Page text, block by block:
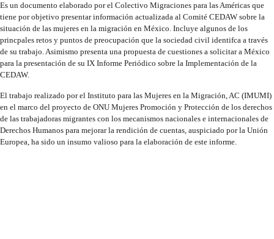
Es un documento elaborado por el Colectivo Migraciones para las Américas que
tiene por objetivo presentar información actualizada al Comité CEDAW sobre la
situación de las mujeres en la migración en México. Incluye algunos de los
princpales retos y puntos de preocupación que la sociedad civil identifca a través
de su trabajo. Asimismo presenta una propuesta de cuestiones a solicitar a México
para la presentación de su IX Informe Periódico sobre la Implementación de la
CEDAW.
El trabajo realizado por el Instituto para las Mujeres en la Migración, AC (IMUMI)
en el marco del proyecto de ONU Mujeres Promoción y Protección de los derechos
de las trabajadoras migrantes con los mecanismos nacionales e internacionales de
Derechos Humanos para mejorar la rendición de cuentas, auspiciado por la Unión
Europea, ha sido un insumo valioso para la elaboración de este informe.